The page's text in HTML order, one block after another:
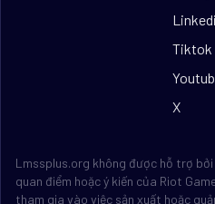
Tiktok
X
Lmssplus.org không được hỗ trợ
quan điểm hoặc ý kiến của Riot
tham gia vào việc sản xuất hoặc